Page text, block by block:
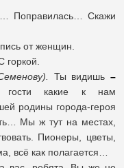
Поправилась… Скажи
от женщин.
Ты видишь –
гости какие к нам
родины города-героя
Мы ж тут на местах,
Пионеры, цветы,
всё как полагается…